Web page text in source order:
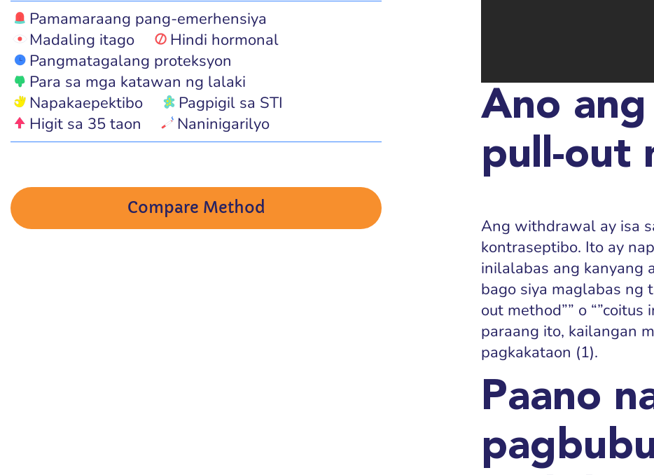
Pamamaraang pang-emerhensiya
Madaling itago
Hindi hormonal
Pangmatagalang proteksyon
Para sa mga katawan ng lalaki
Napakaepektibo
Pagpigil sa STI
Higit sa 35 taon
Naninigarilyo
Compare Method
Ano
pull-out
Ang withdrawal ay isa
kontraseptibo. Ito ay
inilalabas ang kanyang
bago siya maglabas ng
out method”” o
paraang ito, kailangan
pagkakataon (1).
Paano